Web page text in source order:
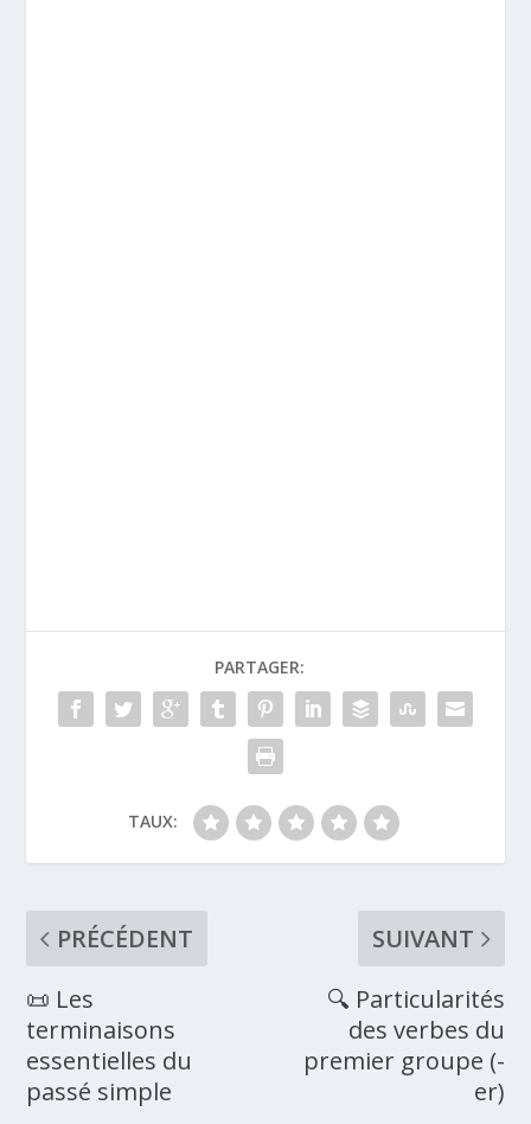
PARTAGER:
TAUX:
PRÉCÉDENT
📜 Les
terminaisons
essentielles du
passé simple
SUIVANT
🔍 Particularités
des verbes du
premier groupe (-
er)